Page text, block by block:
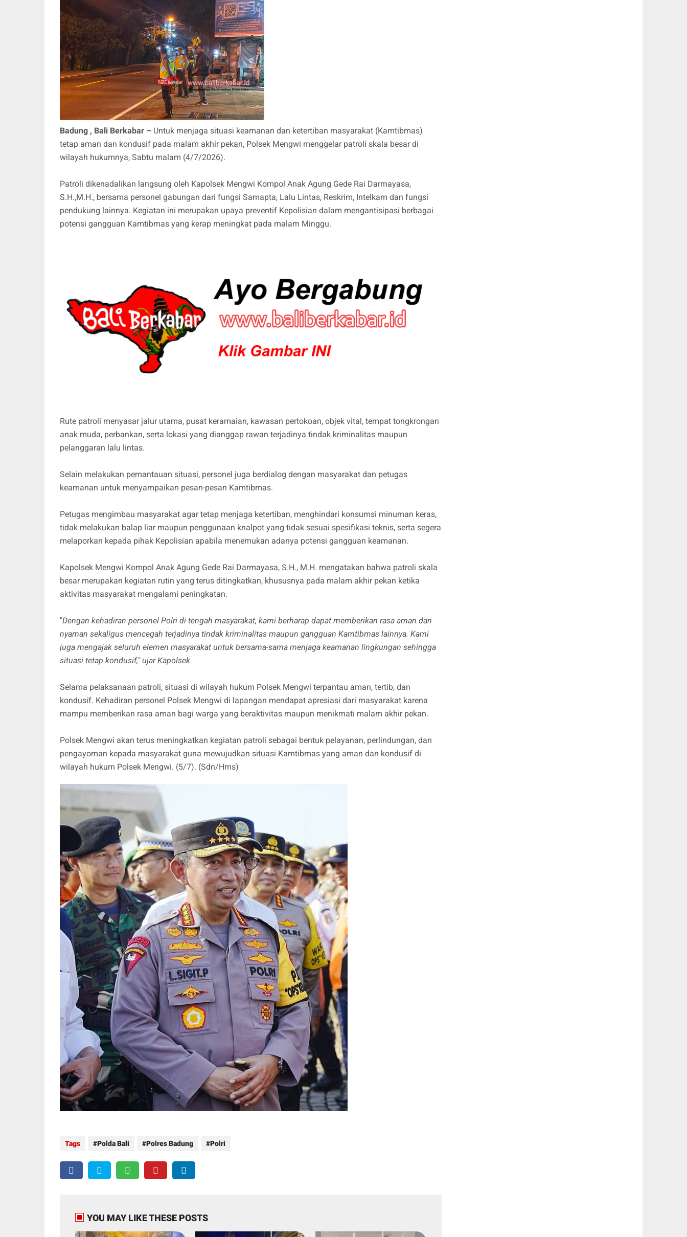
Badung , Bali Berkabar – Untuk menjaga situasi keamanan dan ketertiban masyarakat (Kamtibmas)
tetap aman dan kondusif pada malam akhir pekan, Polsek Mengwi menggelar patroli skala besar di
wilayah hukumnya, Sabtu malam (4/7/2026).
Patroli dikenadalikan langsung oleh Kapolsek Mengwi Kompol Anak Agung Gede Rai Darmayasa,
S.H.,M.H., bersama personel gabungan dari fungsi Samapta, Lalu Lintas, Reskrim, Intelkam dan fungsi
pendukung lainnya. Kegiatan ini merupakan upaya preventif Kepolisian dalam mengantisipasi berbagai
potensi gangguan Kamtibmas yang kerap meningkat pada malam Minggu.
Rute patroli menyasar jalur utama, pusat keramaian, kawasan pertokoan, objek vital, tempat tongkrongan
anak muda, perbankan, serta lokasi yang dianggap rawan terjadinya tindak kriminalitas maupun
pelanggaran lalu lintas.
Selain melakukan pemantauan situasi, personel juga berdialog dengan masyarakat dan petugas
keamanan untuk menyampaikan pesan-pesan Kamtibmas.
Petugas mengimbau masyarakat agar tetap menjaga ketertiban, menghindari konsumsi minuman keras,
tidak melakukan balap liar maupun penggunaan knalpot yang tidak sesuai spesifikasi teknis, serta segera
melaporkan kepada pihak Kepolisian apabila menemukan adanya potensi gangguan keamanan.
Kapolsek Mengwi Kompol Anak Agung Gede Rai Darmayasa, S.H., M.H. mengatakan bahwa patroli skala
besar merupakan kegiatan rutin yang terus ditingkatkan, khususnya pada malam akhir pekan ketika
aktivitas masyarakat mengalami peningkatan.
"Dengan kehadiran personel Polri di tengah masyarakat, kami berharap dapat memberikan rasa aman dan
nyaman sekaligus mencegah terjadinya tindak kriminalitas maupun gangguan Kamtibmas lainnya. Kami
juga mengajak seluruh elemen masyarakat untuk bersama-sama menjaga keamanan lingkungan sehingga
situasi tetap kondusif," ujar Kapolsek.
Selama pelaksanaan patroli, situasi di wilayah hukum Polsek Mengwi terpantau aman, tertib, dan
kondusif. Kehadiran personel Polsek Mengwi di lapangan mendapat apresiasi dari masyarakat karena
mampu memberikan rasa aman bagi warga yang beraktivitas maupun menikmati malam akhir pekan.
Polsek Mengwi akan terus meningkatkan kegiatan patroli sebagai bentuk pelayanan, perlindungan, dan
pengayoman kepada masyarakat guna mewujudkan situasi Kamtibmas yang aman dan kondusif di
wilayah hukum Polsek Mengwi. (5/7). (Sdn/Hms)
Tags Polda Bali Polres Badung Polri
YOU MAY LIKE THESE POSTS